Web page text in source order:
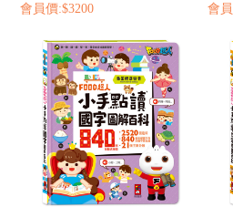
會員價:$3200
會